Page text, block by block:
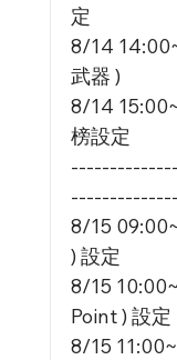
定
8/14
武器 )
8/14
榜設定
8/15
) 設定
8/15
Point ) 設定
8/15